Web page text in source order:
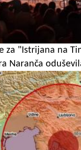
za "Istrijana na
Naranča